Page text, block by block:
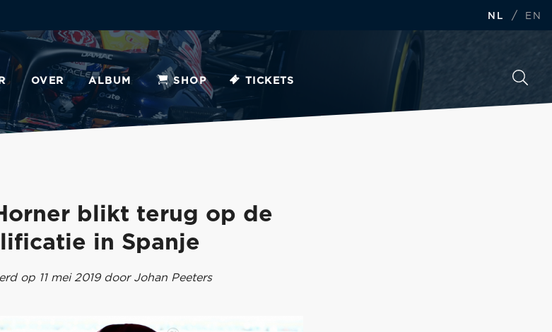
NL / EN
OVER ALBUM SHOP TICKETS
blikt terug op de
in Spanje
op 11 mei 2019 door Johan Peeters